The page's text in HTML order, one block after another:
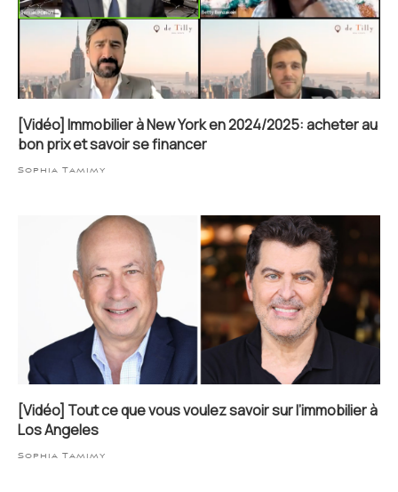
[Vidéo] Immobilier à New York en 2024/2025: acheter au
bon prix et savoir se financer
Sophia Tamimy
[Vidéo] Tout ce que vous voulez savoir sur l’immobilier à
Los Angeles
Sophia Tamimy